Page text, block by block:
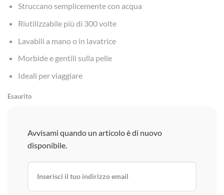
Struccano semplicemente con acqua
Riutilizzabile più di 300 volte
Lavabili a mano o in lavatrice
Morbide e gentili sulla pelle
Ideali per viaggiare
Esaurito
Avvisami quando un articolo è di nuovo
disponibile.